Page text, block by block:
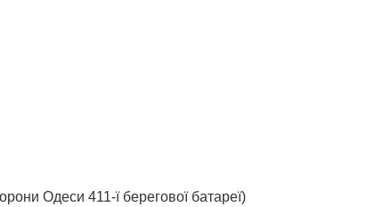
Одеси 411-ї берегової батареї)